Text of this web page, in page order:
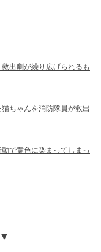
出劇が繰り広げられるも
ちゃんを消防隊員が救出
で黄色に染まってしまっ
▼